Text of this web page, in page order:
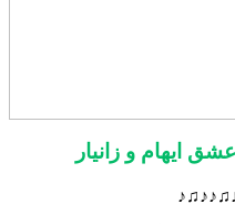
ایهام و زانیار